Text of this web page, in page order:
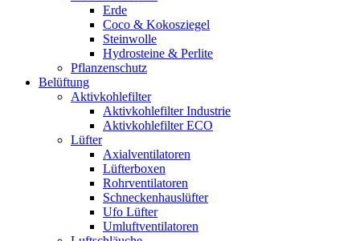
Erde
Coco & Kokosziegel
Steinwolle
Hydrosteine & Perlite
Pflanzenschutz
Belüftung
Aktivkohlefilter
Aktivkohlefilter Industrie
Aktivkohlefilter ECO
Lüfter
Axialventilatoren
Lüfterboxen
Rohrventilatoren
Schneckenhauslüfter
Ufo Lüfter
Umluftventilatoren